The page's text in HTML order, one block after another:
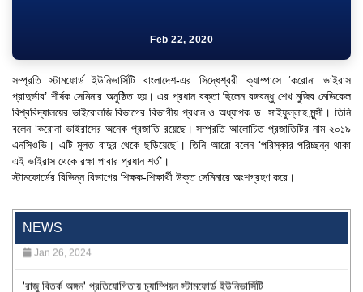
NEWS
Jan 26, 2024
'রাজু বিতর্ক অঙ্গন' প্রতিযোগিতায় চ্যাম্পিয়ন স্টামফোর্ড ইউনিভার্সিটি
Aug 20, 2023
Feb 22, 2020
সম্প্রতি স্টামফোর্ড ইউনিভার্সিটি বাংলাদেশ-এর সিদ্ধেশ্বরী ক্যাম্পাসে ‘করোনা ভাইরাস
প্রাদুর্ভাব’ শীর্ষক সেমিনার অনুষ্ঠিত হয়। এর প্রধান বক্তা ছিলেন বঙ্গবন্ধু শেখ মুজিব মেডিকেল
বিশ্ববিদ্যালয়ের ভাইরোলজি বিভাগের বিভাগীয় প্রধান ও অধ্যাপক ড. সাইফুল্লাহ মুন্সী। তিনি
বলেন ‘করোনা ভাইরাসের অনেক প্রজাতি রয়েছে। সম্প্রতি আলোচিত প্রজাতিটির নাম ২০১৯
এনসিওভি। এটি মূলত বাদুর থেকে ছড়িয়েছে’। তিনি আরো বলেন ‘পরিস্কার পরিচ্ছন্ন থাকা
এই ভাইরাস থেকে রক্ষা পাবার প্রধান শর্ত’।
স্টামফোর্ডের বিভিন্ন বিভাগের শিক্ষক-শিক্ষার্থী উক্ত সেমিনারে অংশগ্রহণ করে।